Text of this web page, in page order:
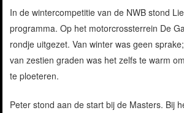
In de wintercompetitie van de NWB stond
programma. Op het motorcrossterrein De
rondje uitgezet. Van winter was geen
van zestien graden was het zelfs te warm
te ploeteren.
Peter stond aan de start bij de Masters. Bij